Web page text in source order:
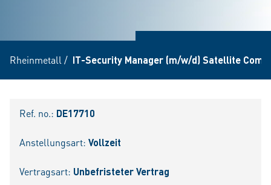
Rheinmetall / IT-Security Manager (m/w/d) Satellite
Ref. no.: DE17710
Anstellungsart: Vollzeit
Vertragsart: Unbefristeter Vertrag